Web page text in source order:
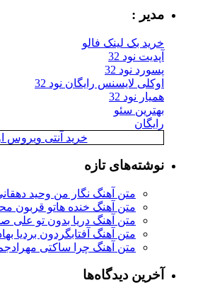
مدیر :
خرید بک لینک فالو
آپدیت نود 32
پسورد نود 32
اوکلی لایسنس رایگان نود 32
همیار نود 32
بهترین سئو
رایگان
خرید آنتی ویروس
نوشته‌های تازه
متن آهنگ نگار من وحید
متن آهنگ خنده هاتو قربون
متن آهنگ دریا بدون تو علی
متن آهنگ آفتابگردون بردیا
متن آهنگ چرا ساکتی
آخرین دیدگاه‌ها